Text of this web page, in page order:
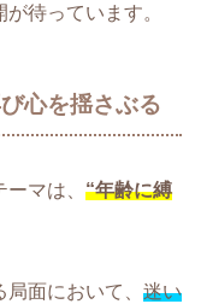
待っています。
心を揺さぶる
マは、 “年齢に縛
面において、 迷い